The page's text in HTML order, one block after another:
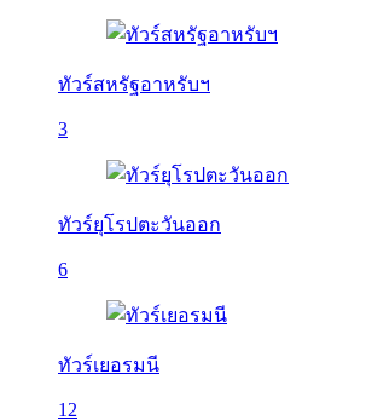
ทัวร์สหรัฐอาหรับฯ
3
ทัวร์ยุโรปตะวันออก
6
ทัวร์เยอรมนี
12